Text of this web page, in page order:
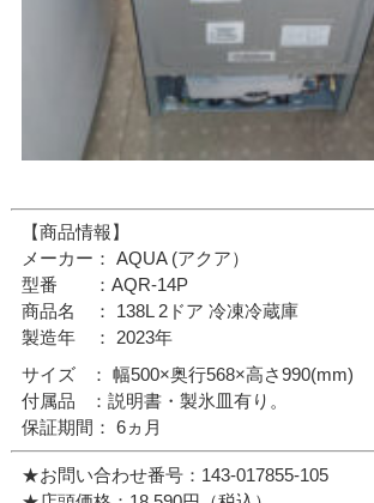
【商品情報】
メーカー： AQUA (アクア）
型番 ：AQR-14P
商品名 ： 138L 2ドア 冷凍冷蔵庫
製造年 ： 2023年
サイズ ： 幅500×奥行568×高さ990(mm)
付属品 ：説明書・製氷皿有り。
保証期間： 6ヵ月
★お問い合わせ番号：143-017855-105